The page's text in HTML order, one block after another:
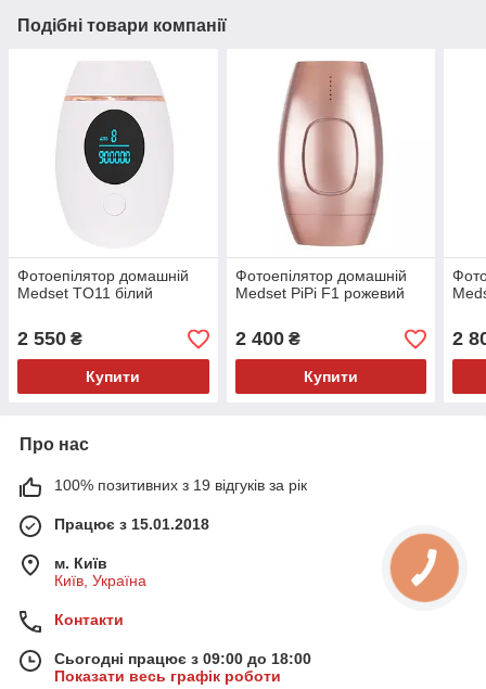
Подібні товари компанії
Фотоепілятор домашній
Medset TO11 білий
2 550 ₴
Купити
Фотоепілятор домашній
Medset PiPi F1 рожевий
2 400₴
Купити
2
Про нас
100% позитивних з 19 відгуків за рік
Працює з 15.01.2018
м. Київ
Київ, Україна
Контакти
Сьогодні працює з 09:00 до 18:00
Показати весь графік роботи